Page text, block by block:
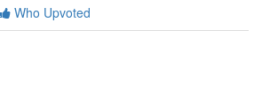
Who Upvoted